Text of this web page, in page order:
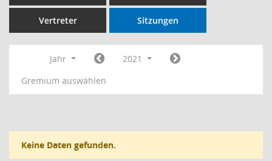
Vertreter Sitzungen
Jahr
2021
Gremium auswählen
Keine Daten gefunden.